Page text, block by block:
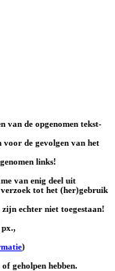
van de opgenomen tekst-
voor de gevolgen van het
links!
van enig deel uit
tot het (her)gebruik
echter niet toegestaan!
px.,
)
geholpen hebben.